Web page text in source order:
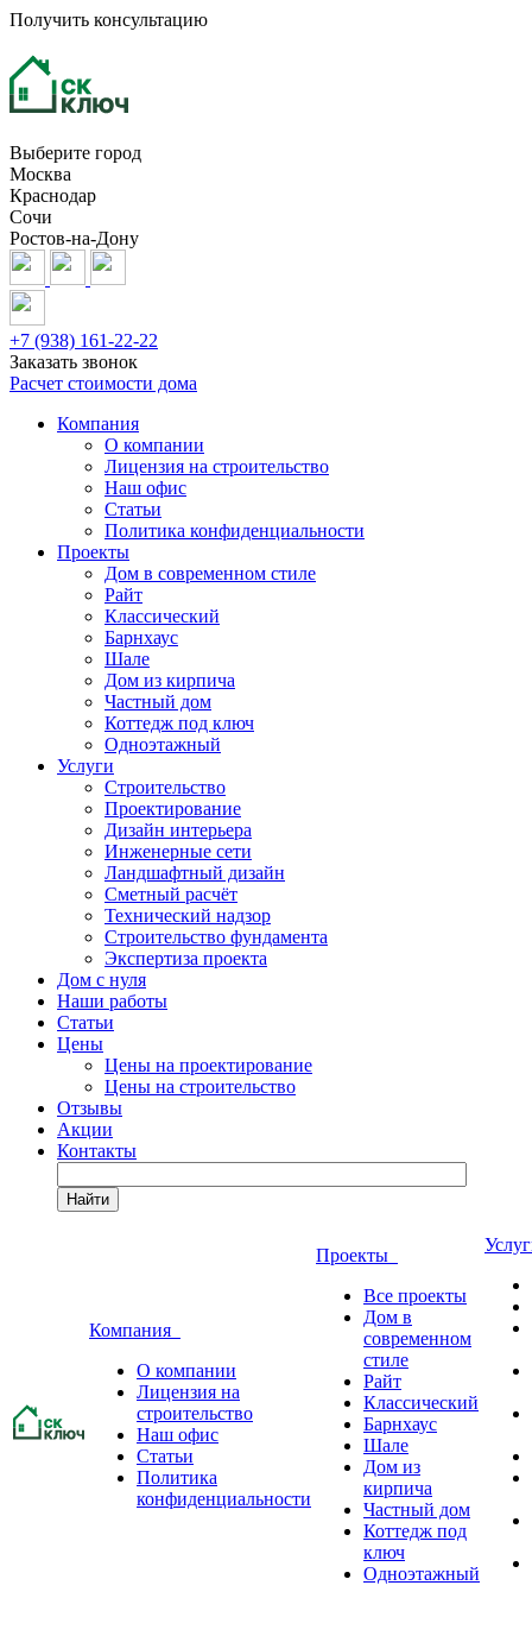
Получить консультацию
Выберите город
Москва
Краснодар
Сочи
Ростов-на-Дону
+7 (938) 161-22-22
Заказать звонок
Расчет стоимости дома
Компания
О компании
Лицензия на строительство
Наш офис
Статьи
Политика конфиденциальности
Проекты
Дом в современном стиле
Райт
Классический
Барнхаус
Шале
Дом из кирпича
Частный дом
Коттедж под ключ
Одноэтажный
Услуги
Строительство
Проектирование
Дизайн интерьера
Инженерные сети
Ландшафтный дизайн
Сметный расчёт
Технический надзор
Строительство фундамента
Экспертиза проекта
Дом с нуля
Наши работы
Статьи
Цены
Цены на проектирование
Цены на строительство
Отзывы
Акции
Контакты
Найти
Компания
О компании
Лицензия на
строительство
Наш офис
Статьи
Политика
конфиденциальности
Проекты
Все проекты
Дом в
современном
стиле
Райт
Классический
Барнхаус
Шале
Дом из
кирпича
Частный дом
Коттедж под
ключ
Одноэтажный